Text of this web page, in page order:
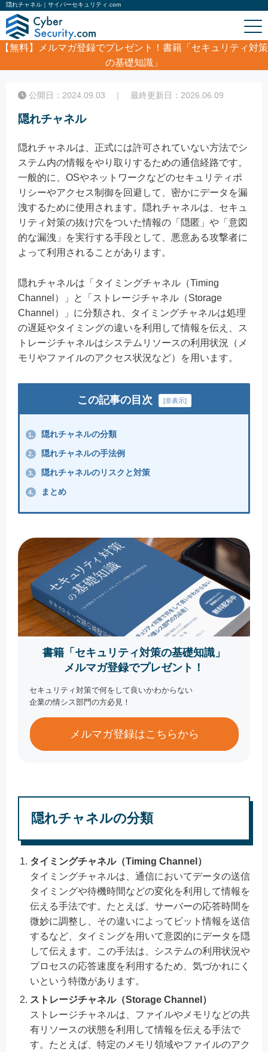
隠れチャネル｜サイバーセキュリティ.com
【無料】
メルマガ登録でプレゼント！書籍「セキュリティ対策
の基礎知識」
隠れチャネル
公開日：2024.09.03 ｜ 最終更新日：2026.06.09
隠れチャネル
隠れチャネルは、正式には許可されていない方法でシ
ステム内の情報をやり取りするための通信経路です。
一般的に、OSやネットワークなどのセキュリティポ
リシーやアクセス制御を回避して、密かにデータを漏
洩するために使用されます。隠れチャネルは、セキュ
リティ対策の抜け穴をついた情報の「隠匿」や「意図
的な漏洩」を実行する手段として、悪意ある攻撃者に
よって利用されることがあります。
隠れチャネルは「タイミングチャネル（Timing
Channel）」と「ストレージチャネル（Storage
Channel）」に分類され、タイミングチャネルは処理
の遅延やタイミングの違いを利用して情報を伝え、ス
トレージチャネルはシステムリソースの利用状況（メ
モリやファイルのアクセス状況など）を用います。
この記事の目次 [非表示]
1. 隠れチャネルの分類
2. 隠れチャネルの手法例
3. 隠れチャネルのリスクと対策
4. まとめ
書籍「セキュリティ対策の基礎知識」
メルマガ登録でプレゼント！
セキュリティ対策で何をして良いかわからない
企業の情シス部門の方必見！
メルマガ登録はこちらから
隠れチャネルの分類
タイミングチャネル（Timing Channel）
タイミングチャネルは、通信においてデータの送信
タイミングや待機時間などの変化を利用して情報を
伝える手法です。たとえば、サーバーの応答時間を
微妙に調整し、その違いによってビット情報を送信
するなど、タイミングを用いて意図的にデータを隠
して伝えます。この手法は、システムの利用状況や
プロセスの応答速度を利用するため、気づかれにく
いという特徴があります。
ストレージチャネル（Storage Channel）
ストレージチャネルは、ファイルやメモリなどの共
有リソースの状態を利用して情報を伝える手法で
す。たとえば、特定のメモリ領域やファイルのアク